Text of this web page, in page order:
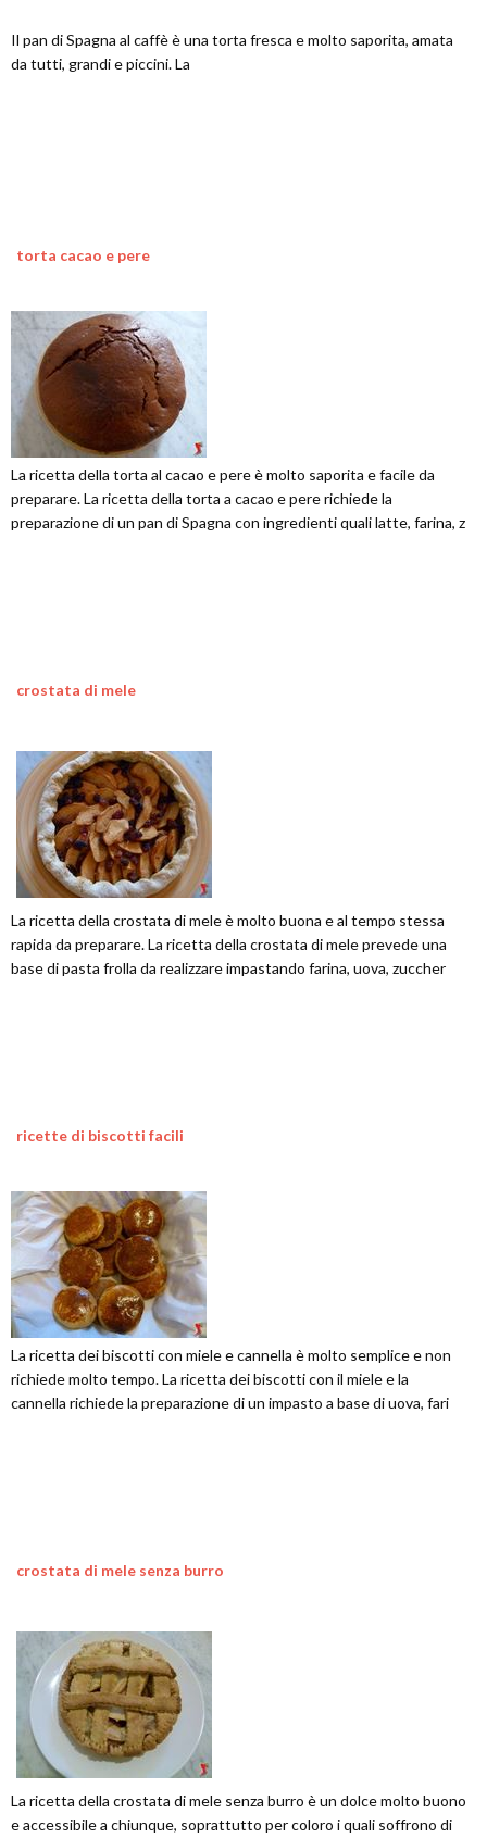
Il pan di Spagna al caffè è una torta fresca e molto saporita, amata
da tutti, grandi e piccini. La
torta cacao e pere
La ricetta della torta al cacao e pere è molto saporita e facile da
preparare. La ricetta della torta a cacao e pere richiede la
preparazione di un pan di Spagna con ingredienti quali latte, farina, z
crostata di mele
La ricetta della crostata di mele è molto buona e al tempo stessa
rapida da preparare. La ricetta della crostata di mele prevede una
base di pasta frolla da realizzare impastando farina, uova, zuccher
ricette di biscotti facili
La ricetta dei biscotti con miele e cannella è molto semplice e non
richiede molto tempo. La ricetta dei biscotti con il miele e la
cannella richiede la preparazione di un impasto a base di uova, fari
crostata di mele senza burro
La ricetta della crostata di mele senza burro è un dolce molto buono
e accessibile a chiunque, soprattutto per coloro i quali soffrono di